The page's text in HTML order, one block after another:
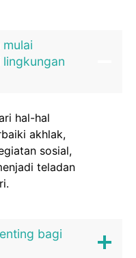
hal-hal
akhlak,
sosial,
teladan
bagi